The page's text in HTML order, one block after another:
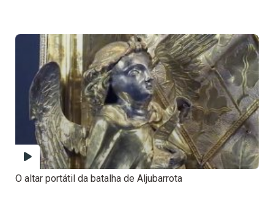
O altar portátil da batalha de Aljubarrota